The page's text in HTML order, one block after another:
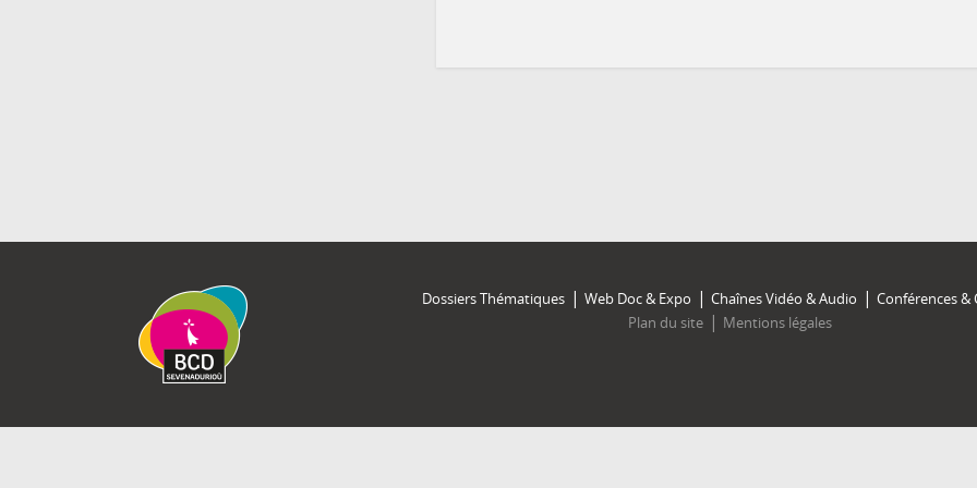
Dossiers Thématiques Web Doc & Expo Chaînes Vidéo & Audio
Conférences &
Plan du site
Mentions légales